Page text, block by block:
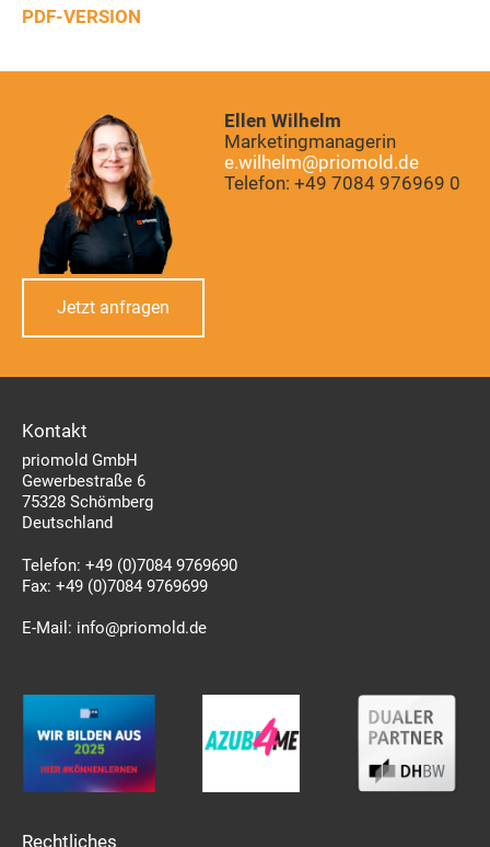
PDF-VERSION
Ellen Wilhelm
Marketingmanagerin
e.wilhelm@priomold.de
Telefon: +49 7084 976969 0
Jetzt anfragen
Kontakt
priomold GmbH
Gewerbestraße 6
75328 Schömberg
Deutschland
Telefon: +49 (0)7084 9769690
Fax: +49 (0)7084 9769699
E-Mail: info@priomold.de
Rechtliches